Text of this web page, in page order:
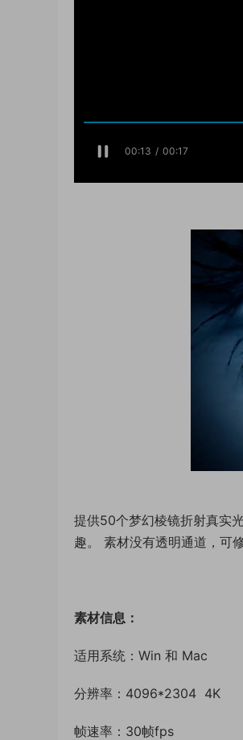
提供50个梦幻棱镜折射真实
趣。 素材没有透明通道，可
素材信息：
适用系统：Win 和 Mac
分辨率：4096*2304 4K
帧速率：30帧fps